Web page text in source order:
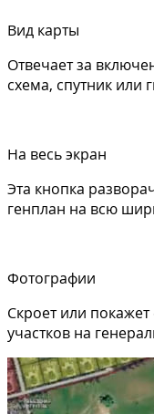
Вид карты
Отвечает за
схема, спутник или
На весь экран
Эта кнопка
генплан на всю
Фотографии
Скроет или
участков на